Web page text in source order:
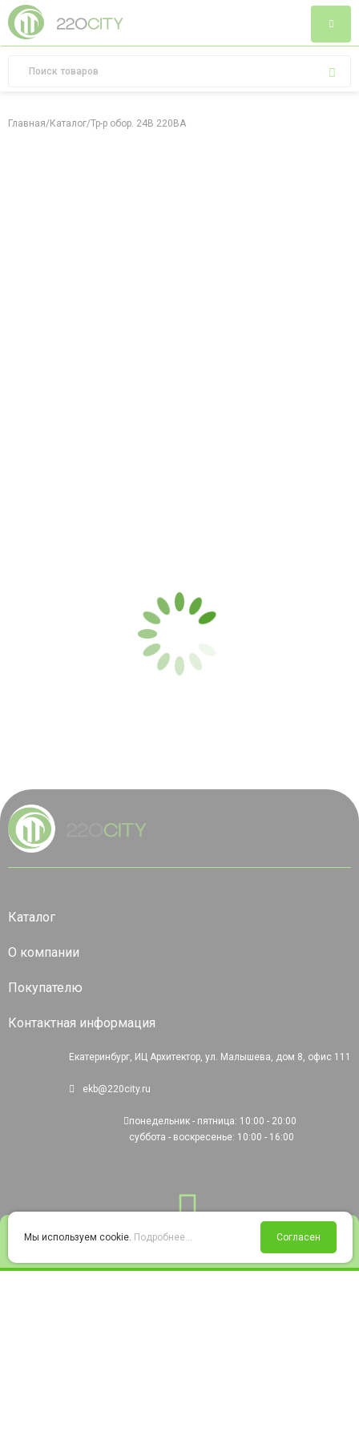
Войти Избранное Корзина
Главная/Каталог/Тр-р обор. 24В 220ВA
Каталог
О компании
Покупателю
Контактная информация
Екатеринбург, ИЦ Архитектор, ул. Малышева, дом 8, офис 111
ekb@220city.ru
понедельник - пятница: 10:00 - 20:00
суббота - воскресенье: 10:00 - 16:00
Мы используем cookie. Подробнее... Согласен